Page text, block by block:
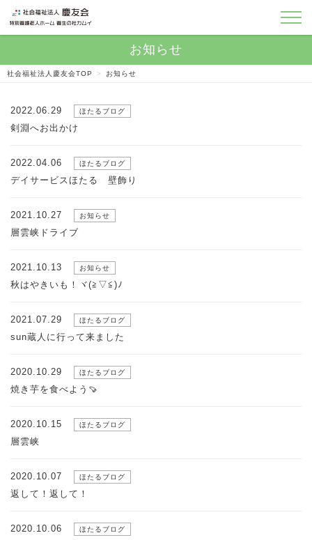
社会福祉法人慶友会TOP > お知らせ
2022.06.29 ほたるブログ
剣淵へお出かけ
2022.04.06 ほたるブログ
デイサービスほたる 壁飾り
2021.10.27 お知らせ
層雲峡ドライブ
2021.10.13 お知らせ
秋はやきいも！ヾ(≧▽≦)ﾉ
2021.07.29 ほたるブログ
sun蔵人に行って来ました
2020.10.29 ほたるブログ
焼き芋を食べよう🍠
2020.10.15 ほたるブログ
層雲峡
2020.10.07 ほたるブログ
返して！返して！
2020.10.06 ほたるブログ